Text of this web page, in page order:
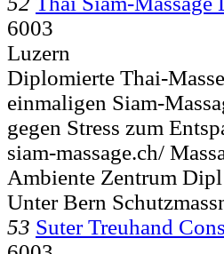
6003
Luzern
Diplomierte Thai-
einmaligen Siam-
gegen Stress zum
siam-massage.ch/
Ambiente Zentrum
Unter Bern
53 Suter Treuhand